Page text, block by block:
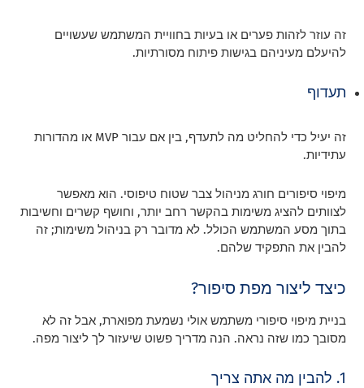
זה עוזר לזהות פערים או בעיות בחוויית המשתמש שעשויים
להיעלם מעיניהם בגישות פיתוח מסורתיות.
תעדוף
זה יעיל כדי להחליט מה לתעדף, בין אם עבור MVP או מהדורות
עתידיות.
מיפוי סיפורים חורג מניהול צבר שטוח טיפוסי. הוא מאפשר
לצוותים להציג משימות בהקשר רחב יותר, וחושף קשרים וחשיבות
בתוך מסע המשתמש הכולל. לא מדובר רק בניהול משימות; זה
להבין את התפקיד שלהם.
כיצד ליצור מפת סיפור?
בניית מיפוי סיפורי משתמש אולי נשמעת מפוארת, אבל זה לא
מסובך כמו שזה נראה. הנה מדריך פשוט שיעזור לך ליצור מפה.
1. להבין מה אתה צריך